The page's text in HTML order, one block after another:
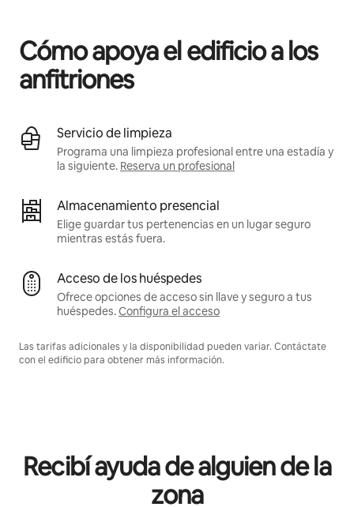
Cómo apoya el edificio a los
anfitriones
Servicio de limpieza
Programa una limpieza profesional entre una estadía y
la siguiente. Reserva un profesional
Almacenamiento presencial
Elige guardar tus pertenencias en un lugar seguro
mientras estás fuera.
Acceso de los huéspedes
Ofrece opciones de acceso sin llave y seguro a tus
huéspedes.Configura el acceso
Las tarifas adicionales y la disponibilidad pueden variar. Contáctate
con el edificio para obtener más información.
Recibí ayuda de alguien de la
zona